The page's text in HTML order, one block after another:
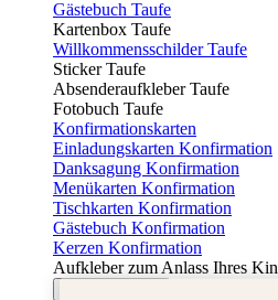
Gästebuch Taufe
Kartenbox Taufe
Willkommensschilder Taufe
Sticker Taufe
Absenderaufkleber Taufe
Fotobuch Taufe
Konfirmationskarten
Einladungskarten Konfirmation
Danksagung Konfirmation
Menükarten Konfirmation
Tischkarten Konfirmation
Gästebuch Konfirmation
Kerzen Konfirmation
Aufkleber zum Anlass Ihres